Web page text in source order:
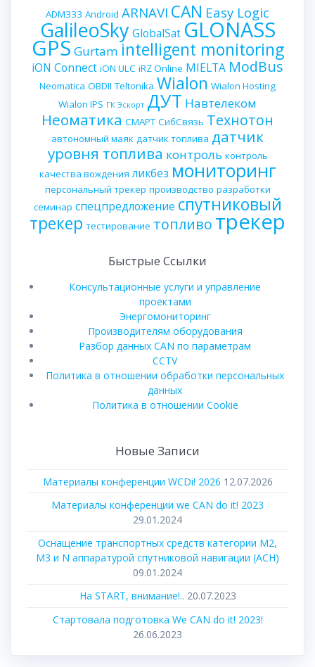
ADM333 Android ARNAVI CAN Easy Logic
GalileoSky GlobalSat GLONASS
GPS Gurtamintelligent monitoring
iON Connect iON ULC iRZ Online MIELTA ModBus
Neomatica OBDII Teltonika Wialon Wialon Hosting
Wialon IPS ГК Эскорт ДУТ Навтелеком
Неоматика СМАРТ СибСвязь Технотон
автономный маяк датчик топлива датчик
уровня топлива контроль контроль
качества вождения ликбез мониторинг
персональный трекер производство разработки
семинар спецпредложение спутниковый
трекер тестирование топливо трекер
Быстрые Ссылки
Консультационные услуги и управление
проектами
Энергомониторинг
Производителям оборудования
Разбор данных CAN по параметрам
CCTV
Политика в отношении обработки персональных
данных
Политика в отношении Cookie
Новые Записи
Материалы конференции WCDi! 2026 12.07.2026
Материалы конференции we CAN do it! 2023
29.01.2024
Оснащение транспортных средств категории М2,
М3 и N аппаратурой спутниковой навигации (АСН)
09.01.2024
На START, внимание!.. 20.07.2023
Стартовала подготовка We CAN do it! 2023!
26.06.2023